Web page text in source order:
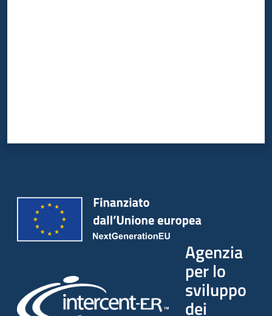
Agenzia
per lo
sviluppo
dei